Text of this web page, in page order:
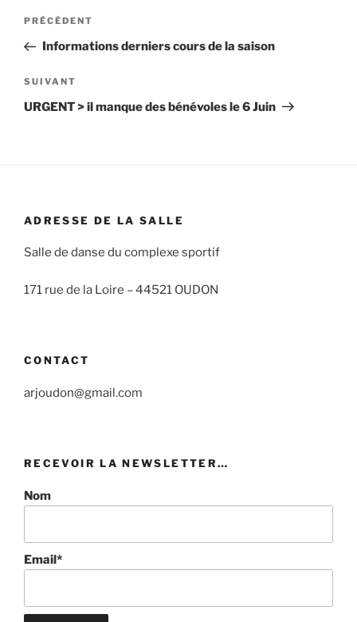
Navigation
l’article
Article
précédent
PRÉCÉDENT
Informations derniers cours de la saison
Article
suivant
SUIVANT
URGENT > il manque des bénévoles le 6 Juin
ADRESSE DE LA SALLE
Salle de danse du complexe sportif
171 rue de la Loire –44521 OUDON
CONTACT
arjoudon@gmail.com
RECEVOIR LA NEWSLETTER…
Nom
Email*